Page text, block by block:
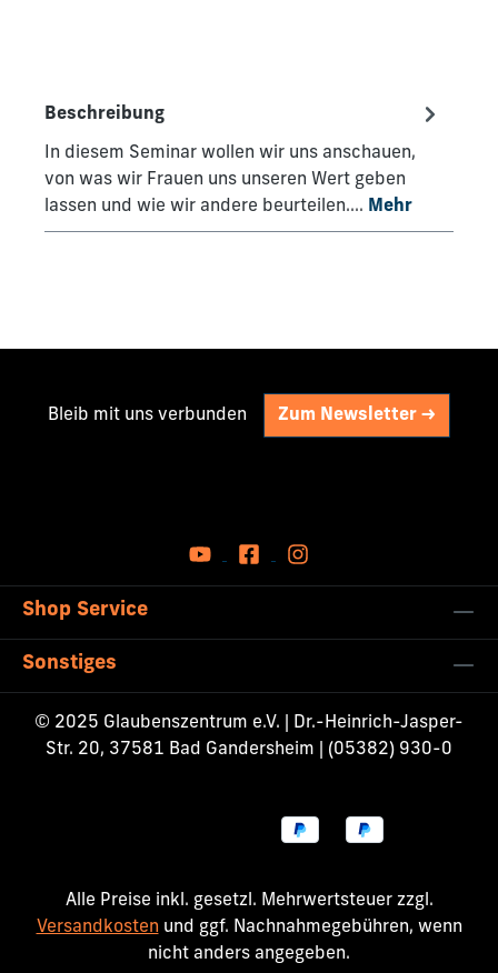
Beschreibung
In diesem Seminar wollen wir uns anschauen,
von was wir Frauen uns unseren Wert geben
lassen und wie wir andere beurteilen.… Mehr
Bleib mit uns verbunden Zum Newsletter ->
Shop Service
Sonstiges
© 2025 Glaubenszentrum e.V. | Dr.-Heinrich-Jasper-
Str. 20, 37581 Bad Gandersheim | (05382) 930-0
Alle Preise inkl. gesetzl. Mehrwertsteuer zzgl.
Versandkosten und ggf. Nachnahmegebühren, wenn
nicht anders angegeben.